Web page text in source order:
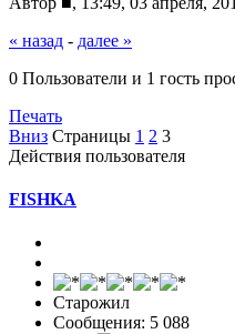
« назад - далее »
0 Пользователи и 1 гость
Печать
Вниз Страницы 1 2 3
Действия пользователя
FISHKA
Старожил
Сообщения: 5 088